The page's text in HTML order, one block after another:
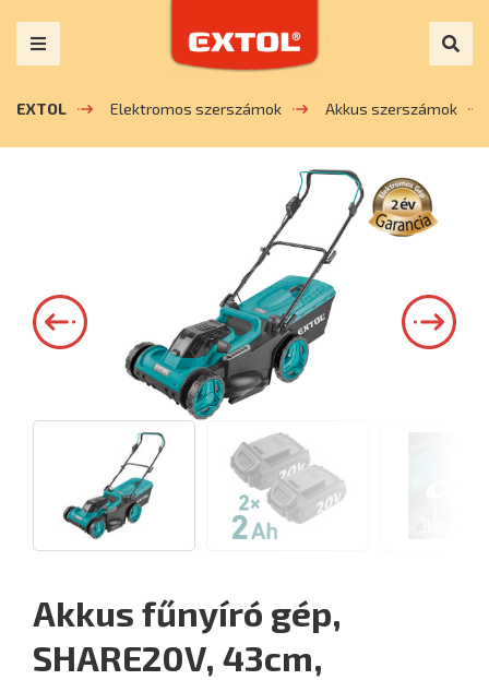
EXTOL Elektromos szerszámok Akkus szerszámok
Akkus fűnyíró gép,
SHARE20V, 43cm,